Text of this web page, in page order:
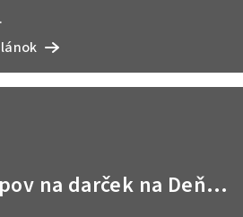
sú vhodné a
na darček na Deň